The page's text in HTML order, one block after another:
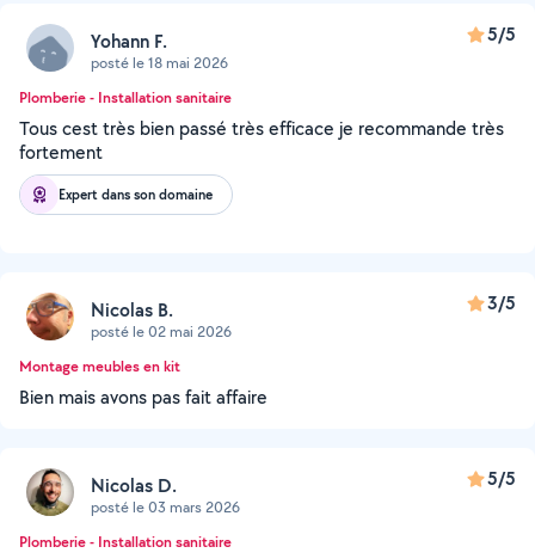
Yohann F.
posté le 18 mai 2026
5/5
Plomberie - Installation sanitaire
Tous cest très bien passé très efficace je recommande très
fortement
Expert dans son domaine
Nicolas B.
posté le 02 mai 2026
3/5
Montage meubles en kit
Bien mais avons pas fait affaire
Nicolas D.
posté le 03 mars 2026
5/5
Plomberie - Installation sanitaire